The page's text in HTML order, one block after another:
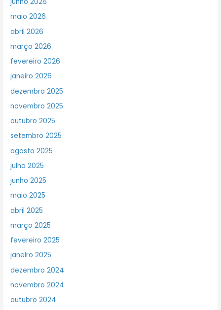
maio 2026
abril 2026
março 2026
fevereiro 2026
janeiro 2026
dezembro 2025
novembro 2025
outubro 2025
setembro 2025
agosto 2025
julho 2025
junho 2025
maio 2025
abril 2025
março 2025
fevereiro 2025
janeiro 2025
dezembro 2024
novembro 2024
outubro 2024